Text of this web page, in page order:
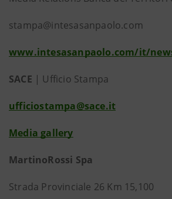
stampa@intesasanpaolo.com
www.intesasanpaolo.com/it/
SACE | Ufficio Stampa
ufficiostampa@sace.it
Media gallery
MartinoRossi Spa
Strada Provinciale 26 Km 15,100